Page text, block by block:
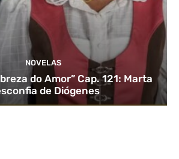
NOVELAS
do Amor” Cap. 121: Marta
de Diógenes